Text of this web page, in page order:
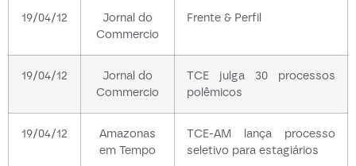
19/04/12
Jornal do
Commercio
Frente & Perfil
19/04/12
Jornal do
Commercio
TCE julga 30 processos
polêmicos
19/04/12
Amazonas
em Tempo
TCE-AM lança processo
seletivo para estagiários